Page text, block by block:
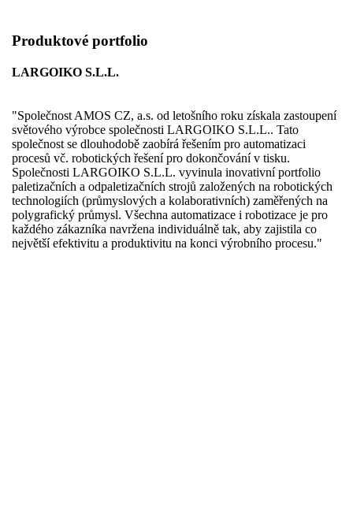
Produktové portfolio
LARGOIKO S.L.L.
"Společnost AMOS CZ, a.s. od letošního roku získala zastoupení
světového výrobce společnosti LARGOIKO S.L.L.. Tato
společnost se dlouhodobě zaobírá řešením pro automatizaci
procesů vč. robotických řešení pro dokončování v tisku.
Společnosti LARGOIKO S.L.L. vyvinula inovativní portfolio
paletizačních a odpaletizačních strojů založených na robotických
technologiích (průmyslových a kolaborativních) zaměřených na
polygrafický průmysl. Všechna automatizace i robotizace je pro
každého zákazníka navržena individuálně tak, aby zajistila co
největší efektivitu a produktivitu na konci výrobního procesu."